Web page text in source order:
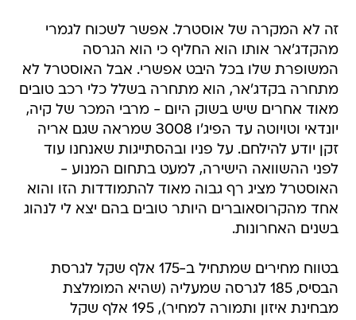
זה לא המקרה של אוסטרל. אפשר לשכוח לגמרי
מהקדג'אר אותו הוא החליף כי הוא הגרסה
המשופרת שלו בכל היבט אפשרי. אבל האוסטרל לא
מתחרה בקדג'אר, הוא מתחרה בשלל כלי רכב טובים
מאוד אחרים שיש בשוק היום - מרבי המכר של קיה,
יונדאי וטויוטה עד הפיג'ו 3008 שמראה שגם אריה
זקן יודע להילחם. על פניו ובהסתייגות שאנחנו עוד
לפני ההשוואה הישירה, למעט בתחום המנוע -
האוסטרל מציג רף גבוה מאוד להתמודדות הזו והוא
אחד מהקרוסאוברים היותר טובים בהם יצא לי לנהוג
בשנים האחרונות.
בטווח מחירים שמתחיל ב-175 אלף שקל לגרסת
הבסיס, 185 לגרסה שמעליה (שהיא המומלצת
מבחינת איזון ותמורה למחיר), 195 אלף שקל